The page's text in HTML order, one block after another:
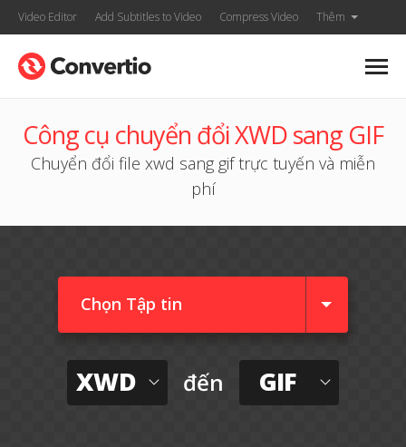
Video Editor Add Subtitles to Video Compress Video Thêm
Công cụ chuyển đổi XWD sang GIF
Chuyển đổi file xwd sang gif trực tuyến và miễn
phí
Chọn Tập tin
XWD đến GIF